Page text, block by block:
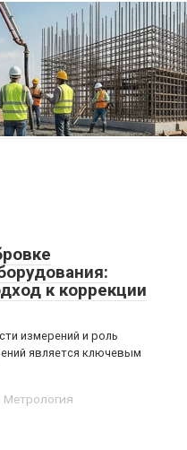
к коррекции
измерений и роль
является ключевым
Метрология